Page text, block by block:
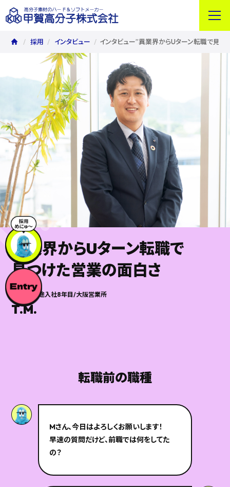
採用 インタビュー インタビュー”異業界からUターン転職で見
異業界からUターン転職で
見つけた営業の面白さ
営業職/中途入社8年目/大阪営業所
T.M.
転職前の職種
Mさん、今日はよろしくお願いします！
早速の質問だけど、前職では何をしてた
の？